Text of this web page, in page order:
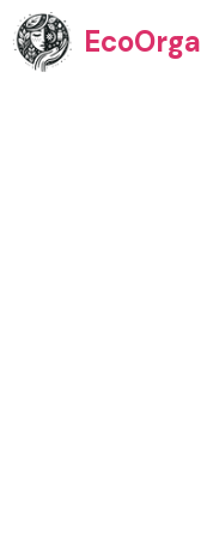
Přeskočit
na
obsah